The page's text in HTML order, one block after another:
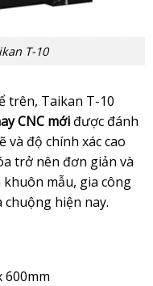
T-10
trên, Taikan T-10
CNC mớiđược đánh
và độ chính xác cao
trở nên đơn giản và
khuôn mẫu, gia công
hiện nay.
600mm